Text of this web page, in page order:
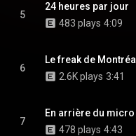
5
24 heures par jour
483 plays 4:09
6
Le freak de Montréal
2.6K plays 3:41
7
En arrière du micro
478 plays 4:43